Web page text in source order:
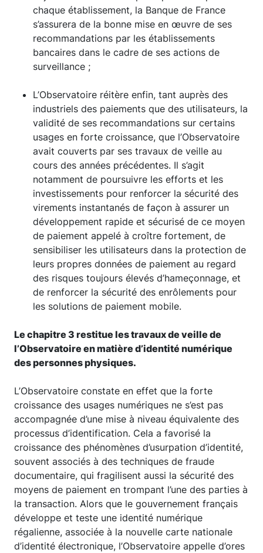
chaque établissement, la Banque de France
s’assurera de la bonne mise en œuvre de ses
recommandations par les établissements
bancaires dans le cadre de ses actions de
surveillance ;
L’Observatoire réitère enfin, tant auprès des
industriels des paiements que des utilisateurs, la
validité de ses recommandations sur certains
usages en forte croissance, que l’Observatoire
avait couverts par ses travaux de veille au
cours des années précédentes. Il s’agit
notamment de poursuivre les efforts et les
investissements pour renforcer la sécurité des
virements instantanés de façon à assurer un
développement rapide et sécurisé de ce moyen
de paiement appelé à croître fortement, de
sensibiliser les utilisateurs dans la protection de
leurs propres données de paiement au regard
des risques toujours élevés d’hameçonnage, et
de renforcer la sécurité des enrôlements pour
les solutions de paiement mobile.
Le chapitre 3 restitue les travaux de veille de
l’Observatoire en matière d’identité numérique
des personnes physiques.
L’Observatoire constate en effet que la forte
croissance des usages numériques ne s’est pas
accompagnée d’une mise à niveau équivalente des
processus d’identification. Cela a favorisé la
croissance des phénomènes d’usurpation d’identité,
souvent associés à des techniques de fraude
documentaire, qui fragilisent aussi la sécurité des
moyens de paiement en trompant l’une des parties à
la transaction. Alors que le gouvernement français
développe et teste une identité numérique
régalienne, associée à la nouvelle carte nationale
d’identité électronique, l’Observatoire appelle d’ores